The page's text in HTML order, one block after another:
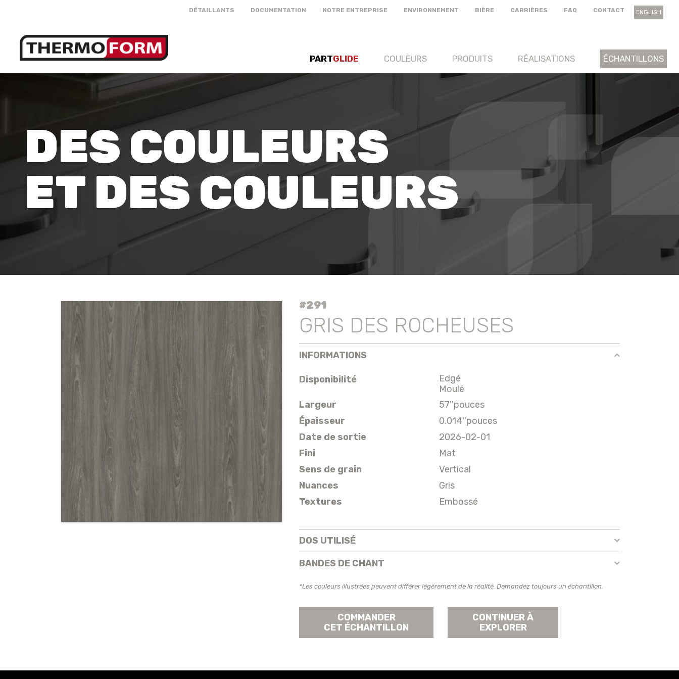
DÉTAILLANTS DOCUMENTATION NOTRE ENTREPRISE ENVIRONNEMENT BIÈRE CARRIÈRES FAQ CONTACT ENGLISH
PARTGLIDE COULEURS PRODUITS RÉALISATIONS ÉCHANTILLONS
DES COULEURS
ET DES COULEURS
#291
GRIS DES ROCHEUSES
INFORMATIONS
Disponibilité
Edgé
Moulé
Largeur
57''pouces
Épaisseur
0.014''pouces
Date de sortie
2026-02-01
Fini
Mat
Sens de grain
Vertical
Nuances
Gris
Textures
Embossé
DOS UTILISÉ
BANDES DE CHANT
*Les couleurs illustrées peuvent différer légèrement de la réalité. Demandez toujours un échantillon.
COMMANDER
CET ÉCHANTILLON
CONTINUER À
EXPLORER